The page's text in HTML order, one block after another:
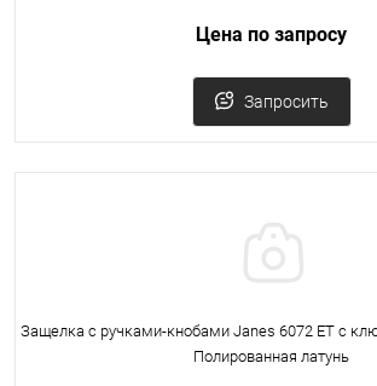
Цена по запросу
Запросить
Защелка с ручками-кнобами Janes 6072 ET с
Полированная латунь